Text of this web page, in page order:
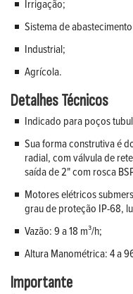
Irrigação;
Sistema de
Industrial;
Agrícola.
Detalhes Técnicos
Indicado para poços
Sua forma construtiva é
radial, com válvula de
saída de 2" com rosca
Motores elétricos
grau de proteção IP-68,
Vazão: 9 a 18 m³/h;
Altura Manométrica: 4 a
Importante